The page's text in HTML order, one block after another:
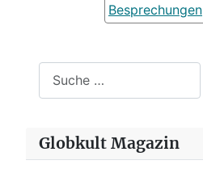
Besprechungen
Globkult Magazin